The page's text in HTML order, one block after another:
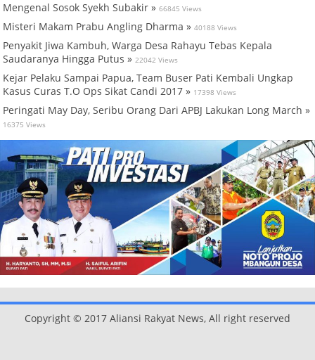
Mengenal Sosok Syekh Subakir » 66845 Views
Misteri Makam Prabu Angling Dharma » 40188 Views
Penyakit Jiwa Kambuh, Warga Desa Rahayu Tebas Kepala
Saudaranya Hingga Putus » 22042 Views
Kejar Pelaku Sampai Papua, Team Buser Pati Kembali Ungkap
Kasus Curas T.O Ops Sikat Candi 2017 » 17398 Views
Peringati May Day, Seribu Orang Dari APBJ Lakukan Long March »
16375 Views
Copyright © 2017 Aliansi Rakyat News, All right reserved